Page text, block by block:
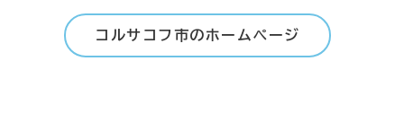
コルサコフ市のホームページ